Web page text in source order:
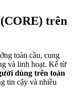
trên
toàn cầu, cung
và linh hoạt. Kể từ
dùng trên toàn
tin cậy và nhiều